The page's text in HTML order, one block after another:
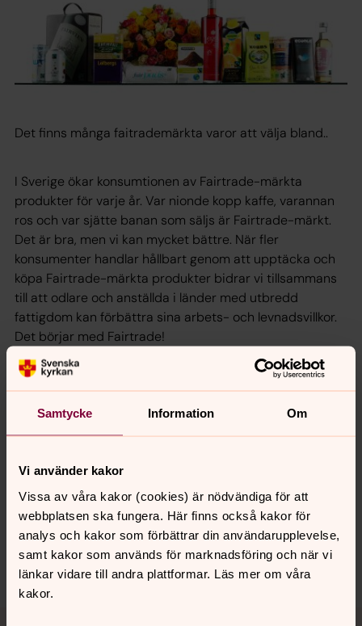
Samtycke Information Om
Vi använder kakor
Vissa av våra kakor (cookies) är nödvändiga för att
webbplatsen ska fungera. Här finns också kakor för
analys och kakor som förbättrar din användarupplevelse,
samt kakor som används för marknadsföring och när vi
länkar vidare till andra plattformar. Läs mer om våra
kakor.
Det finns många faitrademärkta varor att välja bland..
I Sverige ökar konsumtionen av Fairtrade-märkta
produkter för varje år. Var nionde kopp kaffe, varannan
ros och var sjätte banan som säljs är Fairtrade-märkt.
Det är bra, men vi kan mycket bättre. När fler
konsumenter handlar hållbart genom att upptäcka och
köpa Fairtrade-märkta produkter bidrar vi tillsammans
till att odlare och anställda i länder med utbredd
fattigdom kan förbättra sina arbets- och levnadsvillkor.
Det börjar med Fairtrade!
Läs mer om Fairtrade och global rättvisa
Synpunkter eller frågor på sidans
innehåll?
akerbo.forsamling@svenskakyrkan.se
Dela